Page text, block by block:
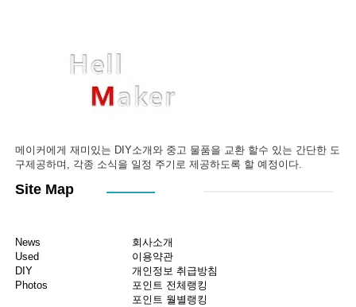
메이커에게 재미있는 DIY소개와 중고 물품을 교환 할수 있는 간단한 도
구제공하며, 각종 소식을 일정 주기로 제공하도록 할 예정이다.
Site Map
News
Used
DIY
Photos
회사소개
이용약관
개인정보 취급방침
포인트 전체랭킹
포인트 월별랭킹